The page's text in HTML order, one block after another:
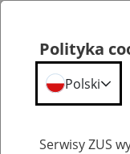
Polityka
Polski
Serwisy ZUS